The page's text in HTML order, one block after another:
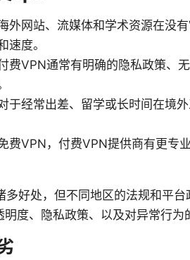
外网站、流媒体和学术资源在没
速度。
费VPN通常有明确的隐私政策、
于经常出差、留学或长时间在境
费VPN，付费VPN提供商有更专
多好处，但不同地区的法规和平
度、隐私政策、以及对异常行为